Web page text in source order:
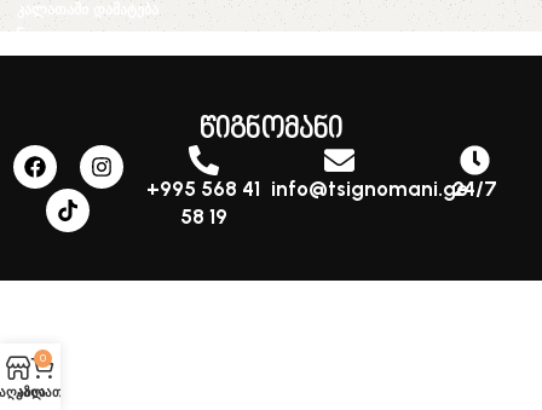
კალათაში დამატება
წიგნომანი
+995 568 41
58 19
info@tsignomani.ge24/7
0
კალათა